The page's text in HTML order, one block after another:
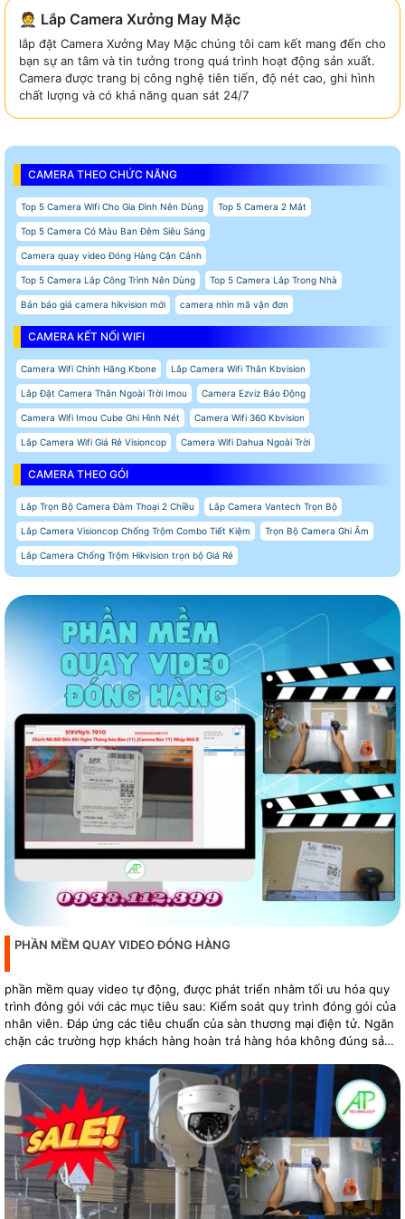
🤵 Lắp Camera Xưởng May Mặc
lắp đặt Camera Xưởng May Mặc chúng tôi cam kết mang đến cho
bạn sự an tâm và tin tưởng trong quá trình hoạt động sản xuất.
Camera được trang bị công nghệ tiên tiến, độ nét cao, ghi hình
chất lượng và có khả năng quan sát 24/7
CAMERA THEO CHỨC NĂNG
Top 5 Camera Wifi Cho Gia Đình Nên Dùng Top 5 Camera 2 Mắt
Top 5 Camera Có Màu Ban Đêm Siêu Sáng
Camera quay video Đóng Hàng Cận Cảnh
Top 5 Camera Lắp Công Trình Nên Dùng Top 5 Camera Lắp Trong Nhà
Bản báo giá camera hikvision mới camera nhìn mã vận đơn
CAMERA KẾT NỐI WIFI
Camera Wifi Chính Hãng Kbone Lắp Camera Wifi Thân Kbvision
Lắp Đặt Camera Thân Ngoài Trời Imou Camera Ezviz Báo Động
Camera Wifi Imou Cube Ghi Hình Nét Camera Wifi 360 Kbvision
Lắp Camera Wifi Giá Rẻ Visioncop Camera Wifi Dahua Ngoài Trời
CAMERA THEO GÓI
Lắp Trọn Bộ Camera Đàm Thoại 2 Chiều Lắp Camera Vantech Trọn Bộ
Lắp Camera Visioncop Chống Trộm Combo Tiết Kiệm Trọn Bộ Camera Ghi Âm
Lắp Camera Chống Trộm Hikvision trọn bộ Giá Rẻ
PHẦN MỀM QUAY VIDEO ĐÓNG HÀNG
phần mềm quay video tự động, được phát triển nhằm tối ưu hóa quy
trình đóng gói với các mục tiêu sau: Kiểm soát quy trình đóng gói của
nhân viên. Đáp ứng các tiêu chuẩn của sàn thương mại điện tử. Ngăn
chặn các trường hợp khách hàng hoàn trả hàng hóa không đúng sản